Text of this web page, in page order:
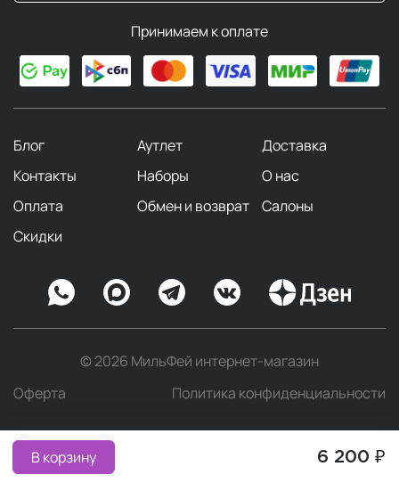
В корзину 6 200 ₽
Принимаем к оплате
Блог Аутлет
Доставка
Контакты
Наборы
О нас
Оплата
Обмен и возврат
Салоны
Скидки
© 2026 МильФей интернет-магазин
Оферта
Политика конфиденциальности